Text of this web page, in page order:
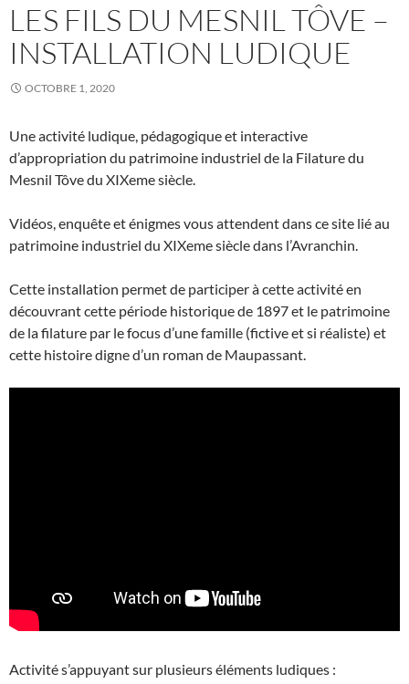
LES FILS DU MESNIL TÔVE –
INSTALLATION LUDIQUE
OCTOBRE 1, 2020
Une activité ludique, pédagogique et interactive
d’appropriation du patrimoine industriel de la Filature du
Mesnil Tôve du XIXeme siècle.
Vidéos, enquête et énigmes vous attendent dans ce site lié au
patrimoine industriel du XIXeme siècle dans l’Avranchin.
Cette installation permet de participer à cette activité en
découvrant cette période historique de 1897 et le patrimoine
de la filature par le focus d’une famille (fictive et si réaliste) et
cette histoire digne d’un roman de Maupassant.
Activité s’appuyant sur plusieurs éléments ludiques :